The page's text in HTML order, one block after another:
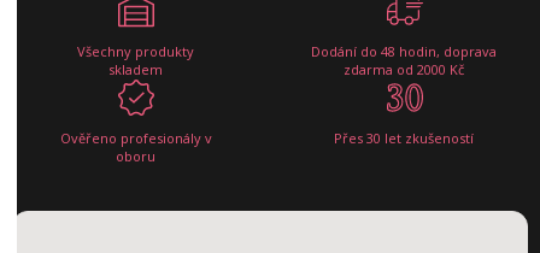
Všechny produkty
skladem
Dodání do 48 hodin, doprava
zdarma od 2000 Kč
Ověřeno profesionály v
oboru
Přes 30 let zkušeností